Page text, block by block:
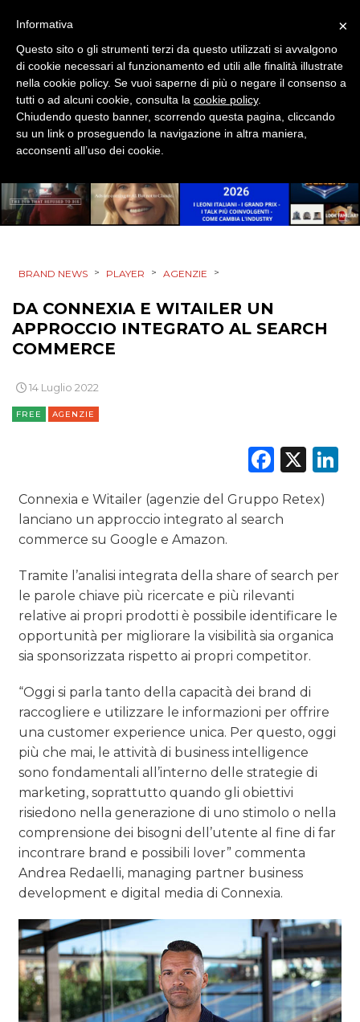
RADIO / AUDIO
TV
RICERCHE
PREVISIONI/SCENARI
NORMATIVE
TREND
CASE HISTORY
BRAND NEWS > PLAYER > AGENZIE >
DA CONNEXIA E WITAILER UN
APPROCCIO INTEGRATO AL SEARCH
COMMERCE
14 Luglio 2022
FREE AGENZIE
X
Connexia e Witailer (agenzie del Gruppo Retex)
lanciano un approccio integrato al search
commerce su Google e Amazon.
Tramite l’analisi integrata della share of search per
le parole chiave più ricercate e più rilevanti
relative ai propri prodotti è possibile identificare le
opportunità per migliorare la visibilità sia organica
sia sponsorizzata rispetto ai propri competitor.
“Oggi si parla tanto della capacità dei brand di
raccogliere e utilizzare le informazioni per offrire
una customer experience unica. Per questo, oggi
più che mai, le attività di business intelligence
sono fondamentali all’interno delle strategie di
marketing, soprattutto quando gli obiettivi
risiedono nella generazione di uno stimolo o nella
comprensione dei bisogni dell’utente al fine di far
incontrare brand e possibili lover” commenta
Andrea Redaelli, managing partner business
development e digital media di Connexia.
×
Informativa
Questo sito o gli strumenti terzi da questo utilizzati si avvalgono
di cookie necessari al funzionamento ed utili alle finalità illustrate
nella cookie policy. Se vuoi saperne di più o negare il consenso a
tutti o ad alcuni cookie, consulta la cookie policy.
Chiudendo questo banner, scorrendo questa pagina, cliccando
su un link o proseguendo la navigazione in altra maniera,
acconsenti all’uso dei cookie.